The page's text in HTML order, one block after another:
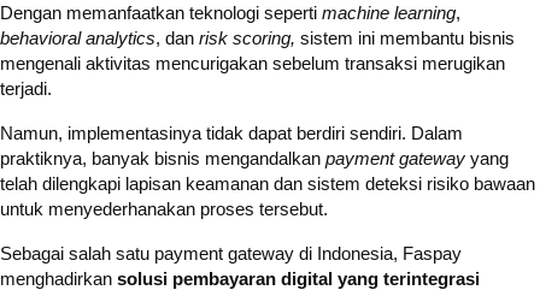
Dengan memanfaatkan teknologi seperti machine learning,
behavioral analytics, dan risk scoring, sistem ini membantu bisnis
mengenali aktivitas mencurigakan sebelum transaksi merugikan
terjadi.
Namun, implementasinya tidak dapat berdiri sendiri. Dalam
praktiknya, banyak bisnis mengandalkan payment gateway yang
telah dilengkapi lapisan keamanan dan sistem deteksi risiko bawaan
untuk menyederhanakan proses tersebut.
Sebagai salah satu payment gateway di Indonesia, Faspay
menghadirkan solusi pembayaran digital yang terintegrasi